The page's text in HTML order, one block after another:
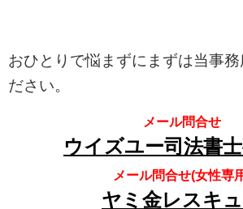
おひとりで悩まずにまずは当事務
ださい。
メール問合せ
ウイズユー司法書
メール問合せ(女性専
ヤミ金レスキ